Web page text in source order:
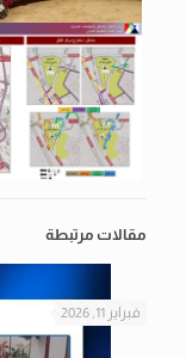
مقالات مرتبطة
فبراير 11, 2026